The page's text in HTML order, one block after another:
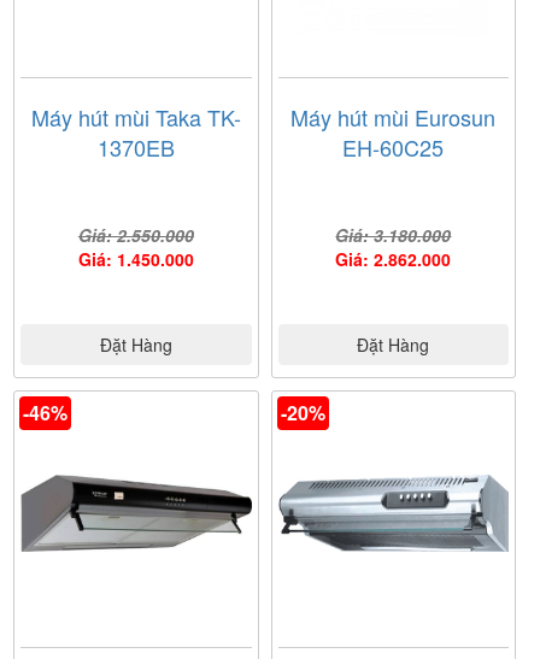
Máy hút mùi Taka TK-
1370EB
Giá: 2.550.000
Giá: 1.450.000
Đặt Hàng
Máy hút mùi Eurosun
EH-60C25
Giá: 3.180.000
Giá: 2.862.000
Đặt Hàng
-46% -20%